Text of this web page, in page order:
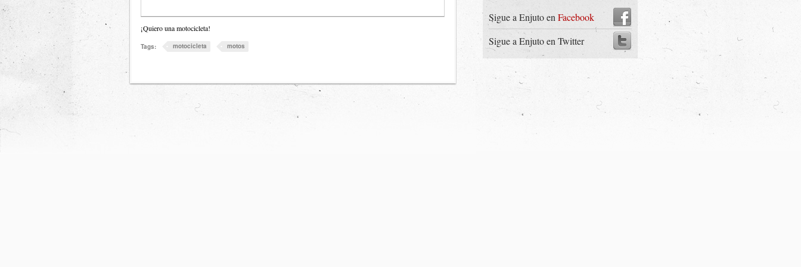
¡Quiero una motocicleta!
Tags: motocicleta motos
Sigue a Enjuto en Facebook
Sigue a Enjuto en Twitter